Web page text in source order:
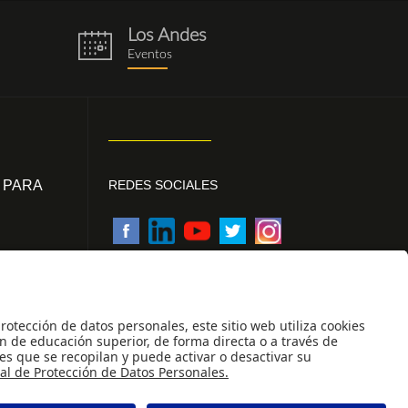
eventos.png
Los Andes
Eventos
PARA REDES SOCIALES